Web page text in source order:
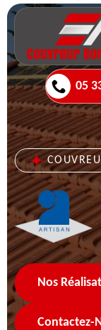
05
Nos
Contactez-